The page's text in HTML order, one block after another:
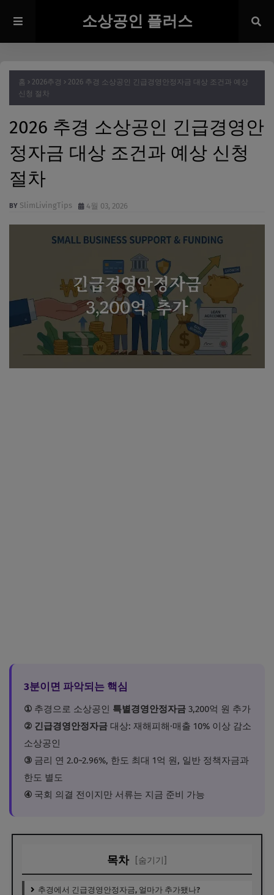
소상공인 플러스
홈 2026추경
2026 추경 소상공인 긴급경영안정자금 대상 조건과 예상
신청 절차
2026 추경 소상공인 긴급경영안
정자금 대상 조건과 예상 신청
절차
SlimLivingTips 4월 03, 2026
3분이면 파악되는 핵심
① 추경으로 소상공인 특별경영안정자금 3,200억 원 추가
② 긴급경영안정자금 대상: 재해피해·매출 10% 이상 감소
소상공인
③ 금리 연 2.0~2.96%, 한도 최대 1억 원, 일반 정책자금과
한도 별도
④ 국회 의결 전이지만 서류는 지금 준비 가능
목차 [숨기기]
추경에서 긴급경영안정자금, 얼마가 추가됐나?